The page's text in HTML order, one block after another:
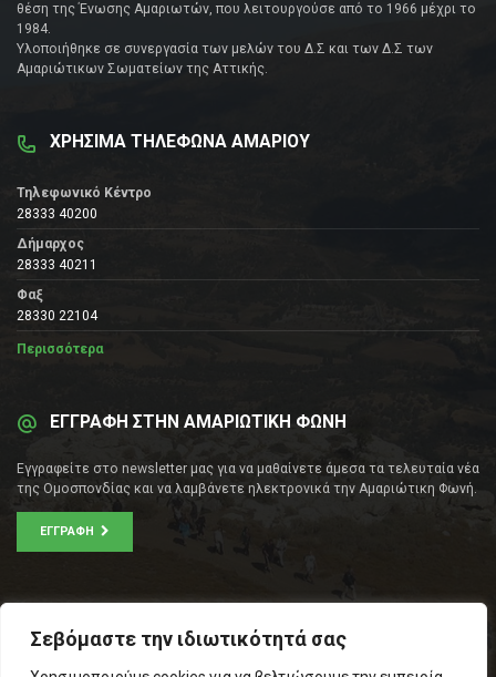
Σεβόμαστε την ιδιωτικότητά σας
θέση της Ένωσης Αμαριωτών, που λειτουργούσε από το 1966 μέχρι το
1984.
Υλοποιήθηκε σε συνεργασία των μελών του Δ.Σ και των Δ.Σ των
Αμαριώτικων Σωματείων της Αττικής.
ΧΡΗΣΙΜΑ ΤΗΛΕΦΩΝΑ ΑΜΑΡΙΟΥ
Τηλεφωνικό Κέντρο
28333 40200
Δήμαρχος
28333 40211
Φαξ
28330 22104
Περισσότερα
ΕΓΓΡΑΦΗ ΣΤΗΝ ΑΜΑΡΙΩΤΙΚΗ ΦΩΝΗ
Εγγραφείτε στο newsletter μας για να μαθαίνετε άμεσα τα τελευταία νέα
της Ομοσπονδίας και να λαμβάνετε ηλεκτρονικά την Αμαριώτικη Φωνή.
ΕΓΓΡΑΦΉ